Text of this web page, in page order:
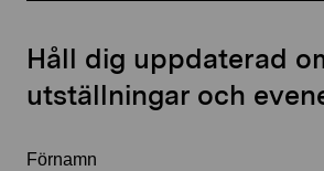
Håll dig uppdaterad
utställningar och
Förnamn